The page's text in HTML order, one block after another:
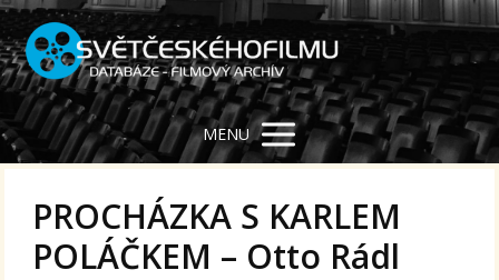
MENU
PROCHÁZKA S KARLEM
POLÁČKEM – Otto Rádl